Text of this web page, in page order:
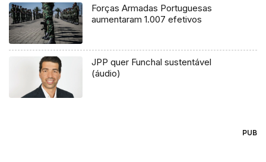
Forças Armadas Portuguesas
aumentaram 1.007 efetivos
JPP quer Funchal sustentável
(áudio)
PUB